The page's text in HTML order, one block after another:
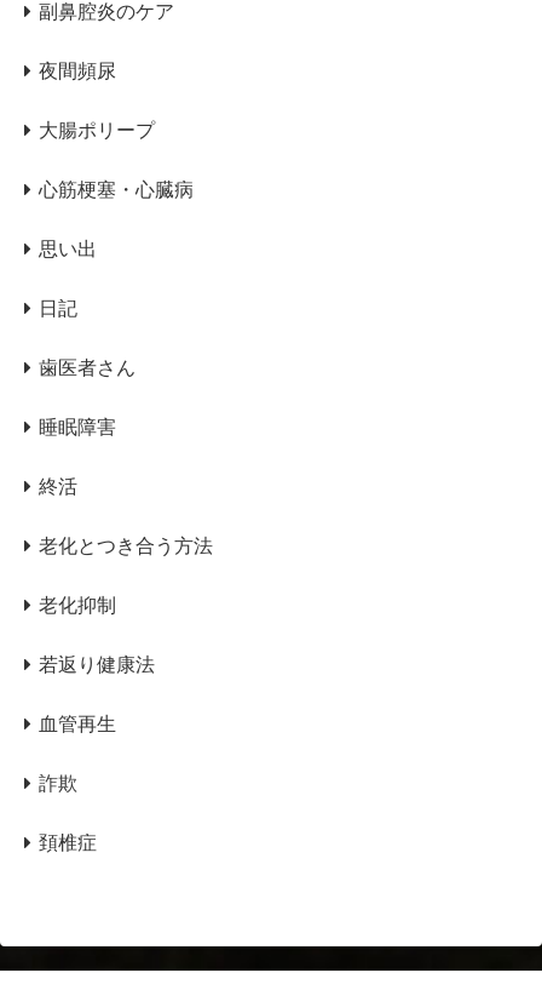
副鼻腔炎のケア
夜間頻尿
大腸ポリープ
心筋梗塞・心臓病
思い出
日記
歯医者さん
睡眠障害
終活
老化とつき合う方法
老化抑制
若返り健康法
血管再生
詐欺
頚椎症